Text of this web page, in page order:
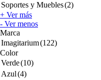
Soportes y Muebles(2)
+ Ver más
- Ver menos
Marca
Imagitarium(122)
Color
Verde(10)
Azul(4)